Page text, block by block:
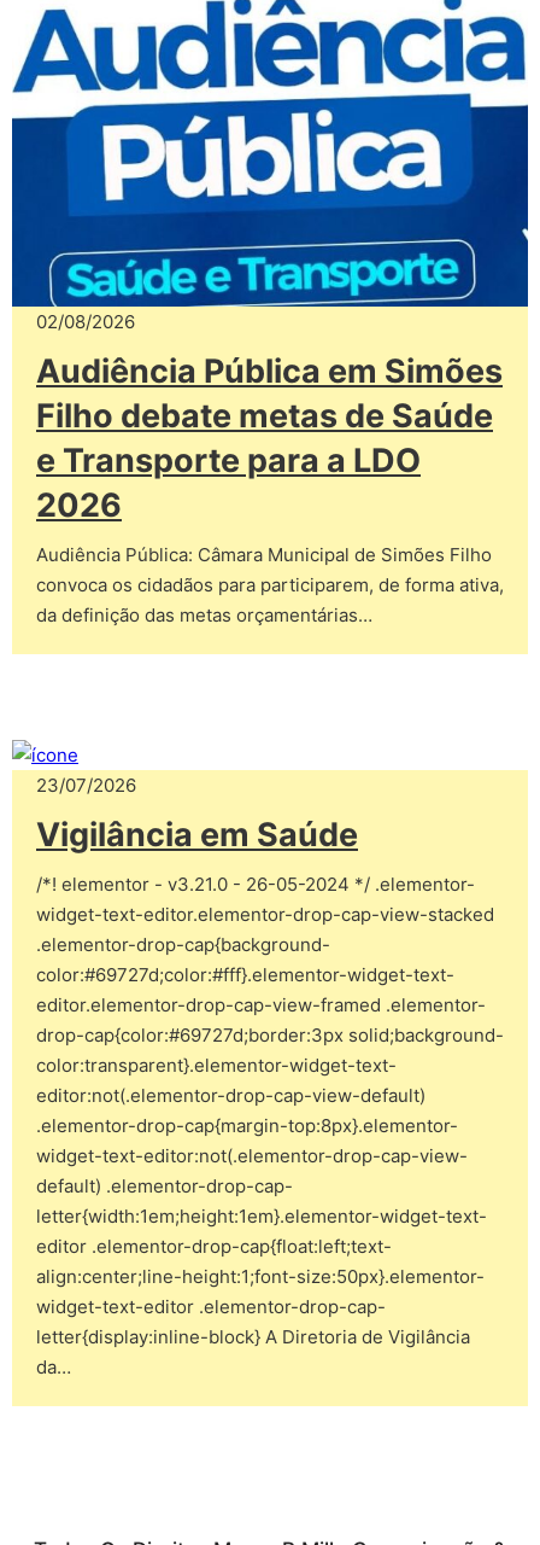
02/08/2026
Audiência Pública em Simões
Filho debate metas de Saúde
e Transporte para a LDO
2026
Audiência Pública: Câmara Municipal de Simões Filho
convoca os cidadãos para participarem, de forma ativa,
da definição das metas orçamentárias…
23/07/2026
Vigilância em Saúde
/*! elementor - v3.21.0 - 26-05-2024 */ .elementor-
widget-text-editor.elementor-drop-cap-view-stacked
.elementor-drop-cap{background-
color:#69727d;color:#fff}.elementor-widget-text-
editor.elementor-drop-cap-view-framed .elementor-
drop-cap{color:#69727d;border:3px solid;background-
color:transparent}.elementor-widget-text-
editor:not(.elementor-drop-cap-view-default)
.elementor-drop-cap{margin-top:8px}.elementor-
widget-text-editor:not(.elementor-drop-cap-view-
default) .elementor-drop-cap-
letter{width:1em;height:1em}.elementor-widget-text-
editor .elementor-drop-cap{float:left;text-
align:center;line-height:1;font-size:50px}.elementor-
widget-text-editor .elementor-drop-cap-
letter{display:inline-block} A Diretoria de Vigilância
da…